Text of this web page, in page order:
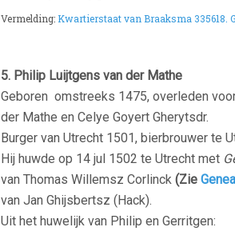
Vermelding: Kwartierstaat van Braaksma 335618.
5. Philip Luijtgens van der Mathe
Geboren omstreeks 1475, overleden
der Mathe en Celye Goyert Gherytsdr.
Burger van Utrecht 1501, bierbrouwer te
Hij huwde op 14 jul 1502 te Utrecht met
van Thomas Willemsz Corlinck (Zie
van Jan Ghijsbertsz (Hack).
Uit het huwelijk van Philip en Gerritgen: